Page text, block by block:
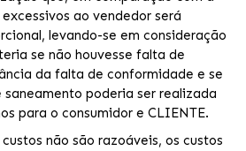
ao vendedor será
levando-se em consideração
se não houvesse falta de
da falta de conformidade e se
poderia ser realizada
para o consumidor e CLIENTE.
não são razoáveis, os custos